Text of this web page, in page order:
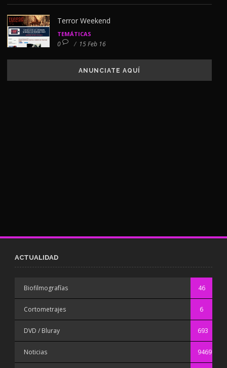
Terror Weekend
TEMÁTICAS
0 / 15 Feb 16
ANUNCIATE AQUÍ
ACTUALIDAD
Biofilmografías 46
Cortometrajes 6
DVD / Bluray 693
Noticias 9469